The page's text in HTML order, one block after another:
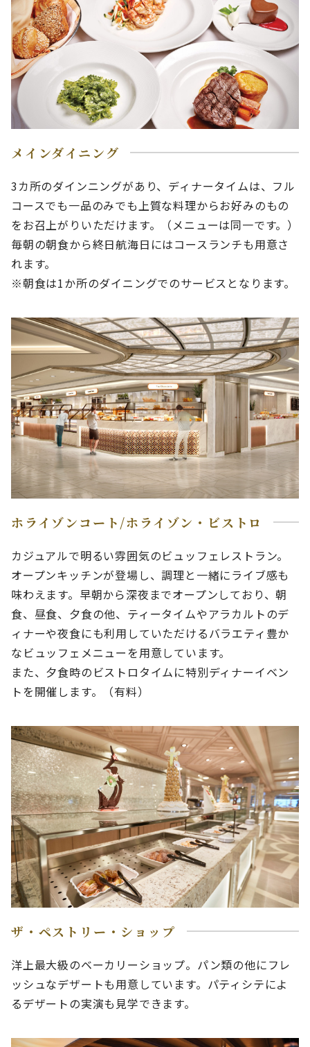
メインダイニング
3カ所のダインニングがあり、ディナータイムは、フル
コースでも一品のみでも上質な料理からお好みのもの
をお召上がりいただけます。（メニューは同一です。）
毎朝の朝食から終日航海日にはコースランチも用意さ
れます。
※朝食は1か所のダイニングでのサービスとなります。
ホライゾンコート/ホライゾン・ビストロ
カジュアルで明るい雰囲気のビュッフェレストラン。
オープンキッチンが登場し、調理と一緒にライブ感も
味わえます。早朝から深夜までオープンしており、朝
食、昼食、夕食の他、ティータイムやアラカルトのデ
ィナーや夜食にも利用していただけるバラエティ豊か
なビュッフェメニューを用意しています。
また、夕食時のビストロタイムに特別ディナーイベン
トを開催します。（有料）
ザ・ペストリー・ショップ
洋上最大級のベーカリーショップ。パン類の他にフレ
ッシュなデザートも用意しています。パティシテによ
るデザートの実演も見学できます。